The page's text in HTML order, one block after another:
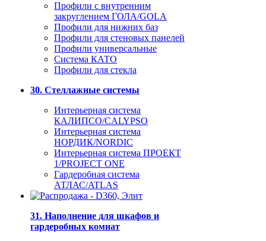
Профили с внутренним
закруглением ГОЛА/GOLA
Профили для нижних баз
Профили для стеновых панелей
Профили универсальные
Система КАТО
Профили для стекла
30. Стеллажные системы
Интерьерная система
КАЛИПСО/CALYPSO
Интерьерная система
НОРДИК/NORDIC
Интерьерная система ПРОЕКТ
1/PROJECT ONE
Гардеробная система
АТЛАС/ATLAS
31. Наполнение для шкафов и
гардеробных комнат